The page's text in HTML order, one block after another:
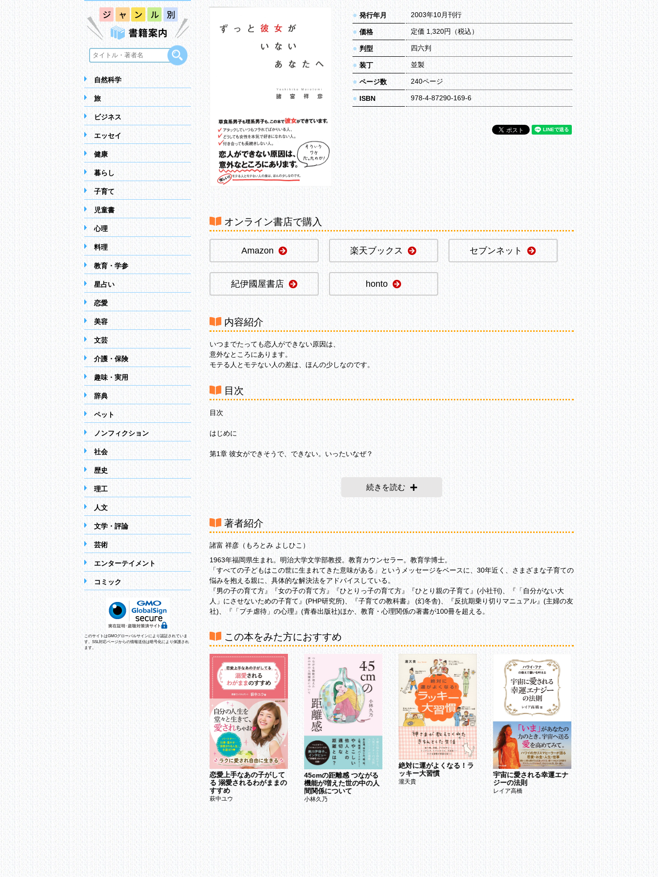
自然科学
旅
ビジネス
エッセイ
健康
暮らし
子育て
児童書
心理
料理
教育・学参
星占い
恋愛
美容
文芸
介護・保険
趣味・実用
辞典
ペット
ノンフィクション
社会
歴史
理工
人文
文学・評論
芸術
エンターテイメント
コミック
このサイトはGMOグローバルサインにより認証されていま
す。SSL対応ページからの情報送信は暗号化により保護され
ます。
● 発行年月 2003年10月刊行
● 価格 定価 1,320円（税込）
● 判型 四六判
● 装丁 並製
● ページ数 240ページ
● ISBN 978-4-87290-169-6
オンライン書店で購入
Amazon 楽天ブックス セブンネット
紀伊國屋書店 honto
内容紹介
いつまでたっても恋人ができない原因は、
意外なところにあります。
モテる人とモテない人の差は、ほんの少しなのです。
目次
目次
はじめに
第1章 彼女ができそうで、できない。いったいなぜ？
「ハマれない」気持ちの裏側に隠された本当の心理
こちらに「真剣になる一瞬」がなければ、女性は魅力を感じない
「ダメかも」＝「それほど真剣じゃない」と受け取られる
デートまではいくけど、なかなか“彼氏”に昇格できない
「選んでもらう」程度の努力は惜しまない
いい男になることを阻む「コンプレックス」という悪魔
「本当のオレは……」という言い訳が、男の価値を下げる
積極的に口説く。努力も怠らない。しかし結果は×ばかり
「語り部クン」になってませんか？
第２章 こんなボクらに、恋愛なんてとうていムリ
イケてない典型的な“オタク”。恋愛なんて絶望的!?
モテない男ほど、女に冷たくされたがる!?
ほんのわずかの勇気が、自分を変える突破口になる
見た目がよくても、信頼に値しない男は愛されない
ルックスもいいし仕事もできる。なのに女性にはからっきし
シャイマンを生み出す歪んだ母子関係
空気を読めない、盲目的で一方的な思い込み
「歪んだプライド」のせいで、相手の立場をおもんぱかることができない
間違った自信をもつと、ストーカーと化す
第３章 「モテないクン」をつくり出すメカニズムとは
“自信”をもてるか否かで、男の魅力は大きく変わる
自信をもつ＝“うぬぼれ屋”や“いばりんぼう”になることではない
男を支配する“プライド（自尊心）”というガラスの箱
自分の“プライド”とうまく付き合っていく
女性に比べて、“回復力”が弱い男性のヒミツ
続きを読む
著者紹介
諸富 祥彦（もろとみ よしひこ）
1963年福岡県生まれ。明治大学文学部教授。教育カウンセラー。教育学博士。
「すべての子どもはこの世に生まれてきた意味がある」というメッセージをベースに、30年近く、さまざまな子育ての
悩みを抱える親に、具体的な解決法をアドバイスしている。
『男の子の育て方』『女の子の育て方』『ひとりっ子の育て方』『ひとり親の子育て』(小社刊)、『「自分がない大
人」にさせないための子育て』(PHP研究所)、『子育ての教科書』 (幻冬舎)、『反抗期乗り切りマニュアル』(主婦の友
社)、『「プチ虐待」の心理』(青春出版社)ほか、教育・心理関係の著書が100冊を超える。
この本をみた方におすすめ
ゃ」から卒業する本
る 恋愛×SNS講座
恋愛上手なあの子がして
る 溺愛されるわがままの
すすめ
萩中ユウ
45cmの距離感 つながる
機能が増えた世の中の人
間関係について
小林久乃
絶対に運がよくなる！ラ
ッキー大習慣
瀧天貴
宇宙に愛される幸運エナ
ジーの法則
レイア高橋
亀山早苗